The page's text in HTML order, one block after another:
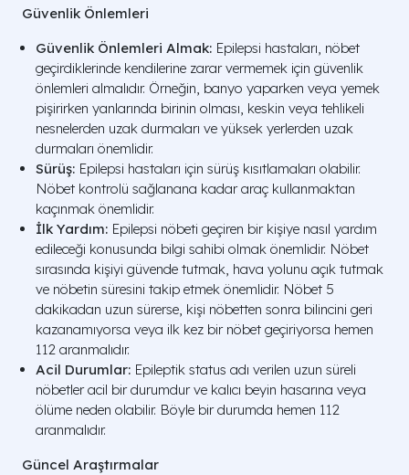
Güvenlik Önlemleri
Güvenlik Önlemleri Almak: Epilepsi hastaları, nöbet
geçirdiklerinde kendilerine zarar vermemek için güvenlik
önlemleri almalıdır. Örneğin, banyo yaparken veya yemek
pişirirken yanlarında birinin olması, keskin veya tehlikeli
nesnelerden uzak durmaları ve yüksek yerlerden uzak
durmaları önemlidir.
Sürüş: Epilepsi hastaları için sürüş kısıtlamaları olabilir.
Nöbet kontrolü sağlanana kadar araç kullanmaktan
kaçınmak önemlidir.
İlk Yardım: Epilepsi nöbeti geçiren bir kişiye nasıl yardım
edileceği konusunda bilgi sahibi olmak önemlidir. Nöbet
sırasında kişiyi güvende tutmak, hava yolunu açık tutmak
ve nöbetin süresini takip etmek önemlidir. Nöbet 5
dakikadan uzun sürerse, kişi nöbetten sonra bilincini geri
kazanamıyorsa veya ilk kez bir nöbet geçiriyorsa hemen
112 aranmalıdır.
Acil Durumlar: Epileptik status adı verilen uzun süreli
nöbetler acil bir durumdur ve kalıcı beyin hasarına veya
ölüme neden olabilir. Böyle bir durumda hemen 112
aranmalıdır.
Güncel Araştırmalar